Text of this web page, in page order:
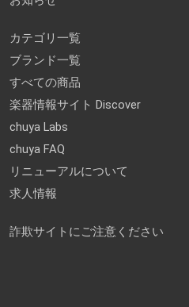
カテゴリ一覧
ブランド一覧
すべての商品
楽器情報サイト Discover
chuya Labs
chuya FAQ
リニューアルについて
求人情報
詐欺サイトにご注意ください